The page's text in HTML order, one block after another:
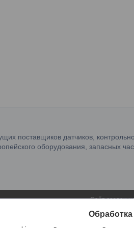
поставщиков датчиков,
оборудования, запасных
Сайт создан
Политика
OOO "ФилФар